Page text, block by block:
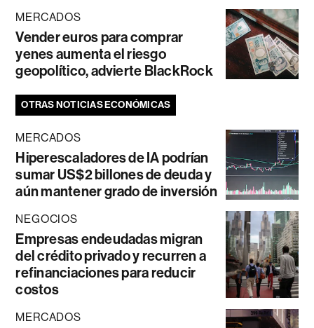
MERCADOS
Vender euros para comprar
yenes aumenta el riesgo
geopolítico, advierte BlackRock
OTRAS NOTICIAS ECONÓMICAS
MERCADOS
Hiperescaladores de IA podrían
sumar US$2 billones de deuda y
aún mantener grado de inversión
NEGOCIOS
Empresas endeudadas migran
del crédito privado y recurren a
refinanciaciones para reducir
costos
MERCADOS